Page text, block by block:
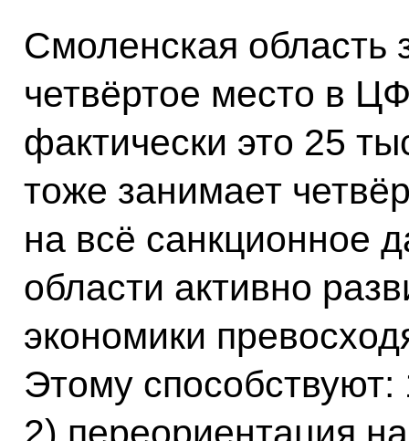
Смоленская
четвёртое место в
фактически это 25
тоже занимает
на всё санкционное
области активно
экономики
Этому